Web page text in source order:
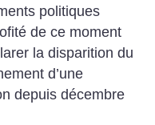
politiques
de ce moment
la disparition du
d’une
depuis décembre